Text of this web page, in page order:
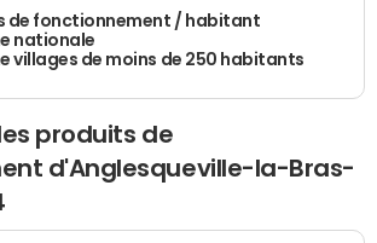
de fonctionnement / habitant
nationale
villages de moins de 250 habitants
produits de
d'Anglesqueville-la-Bras-